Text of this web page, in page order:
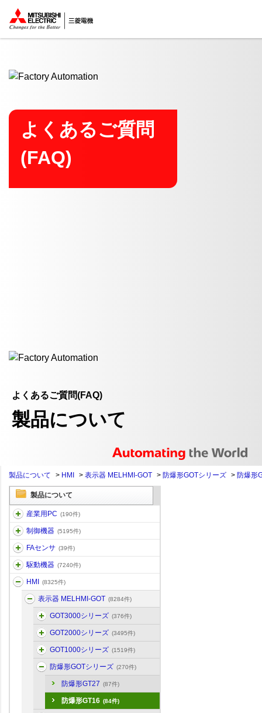
ここから本文
よくあるご質問
(FAQ)
よくあるご質問(FAQ)
製品について
製品について > HMI > 表示器 MELHMI-GOT > 防爆形GOTシリーズ > 防爆形
製品について
産業用PC (190件)
制御機器 (5195件)
FAセンサ (39件)
駆動機器 (7240件)
HMI (8325件)
表示器 MELHMI-GOT (8284件)
GOT3000シリーズ (376件)
GOT2000シリーズ (3495件)
GOT1000シリーズ (1519件)
防爆形GOTシリーズ (270件)
防爆形GT27 (87件)
防爆形GT16 (84件)